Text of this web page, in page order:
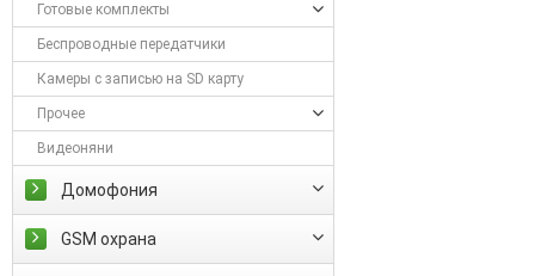
Готовые комплекты
Беспроводные передатчики
Камеры с записью на SD карту
Прочее
Видеоняни
Домофония
GSM охрана